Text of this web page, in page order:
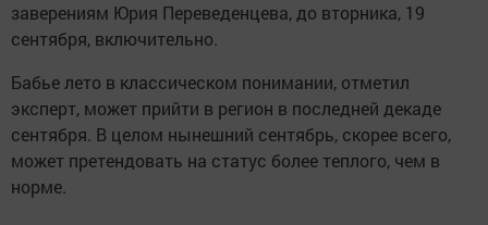
заверениям Юрия Переведенцева, до вторника, 19
сентября, включительно.
Бабье лето в классическом понимании, отметил
эксперт, может прийти в регион в последней декаде
сентября. В целом нынешний сентябрь, скорее всего,
может претендовать на статус более теплого, чем в
норме.